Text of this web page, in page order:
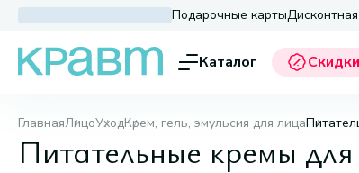
Подарочные карты
Каталог Скидки
ГлавнаяЛицоУходКрем, гель, эмульсия для лица
Питательные кремы